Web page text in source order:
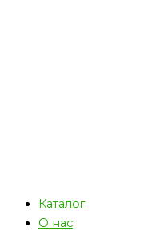
Каталог
О нас